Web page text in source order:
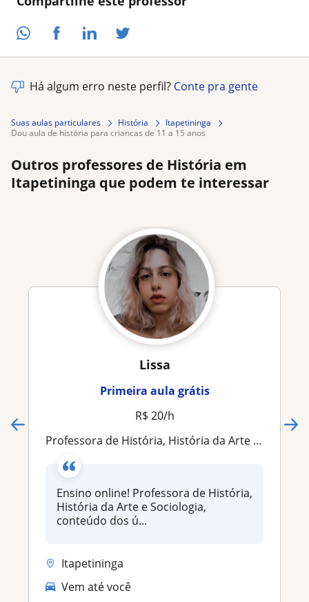
Há algum erro neste perfil? Conte pra gente
Suas aulas particulares História
Itapetininga
dou aula de história para criancas de 11 a 15 anos
Outros professores de História em
Itapetininga que podem te interessar
Lissa
Primeira aula grátis
R$ 20/h
Professora de História, História da Arte e Sociologia, conteúdo de ensino médio e vestibula
Ensino online! Professora de História,
História da Arte e Sociologia,
conteúdo dos ú...
Itapetininga
Vem até você